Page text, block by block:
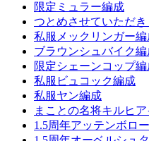
限定ミュラー編成
つとめさせていただ
私服メックリンガー編
ブラウンシュバイク編
限定シェーンコップ編
私服ビュコック編成
私服ヤン編成
まことの名将キルヒ
1.5周年アッテンボロ